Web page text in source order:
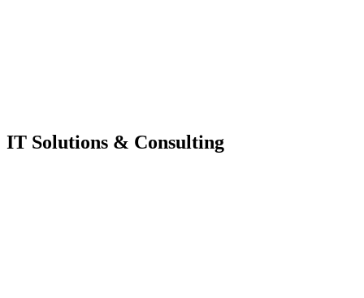
IT Solutions & Consulting